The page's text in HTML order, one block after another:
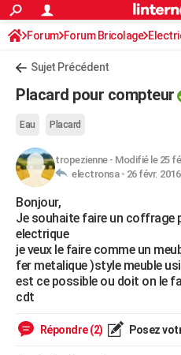
ACTUALITÉS
Politique
Société
Faits Divers
Education
Monde
Villes
+
AUTO
Essais
Réserver un essai
Citadines
Berlines
SUV
Forum auto
+HIGH-TECH
Mobiles
Meilleur smartphone
Internet
Ordinateurs
Jeux vidéo
Guide high-tech
+BRICOLAGE
Forum
Aménagement intérieur
Extérieur
Cuisine
Salle de bains
Jardinage
Rangement
WEEK-END
Guides de France
Escapades
Patrimoine
Expositions
Musées
Week-end nature
+LIFESTYLE
Art de vivre
Bien-être
Loisirs
Mode
Modes de vie
Alimentation
Guide de la santé
Maladies
Médicaments
Sommeil
VOYAGE
Forum Forum Bricolage
Sujet Précédent
Placard pour compteur
Eau Placard
tropezienne- Modifié le 25
electronsa - 26 févr.
Bonjour,
Je souhaite faire un coffrage
electrique
je veux le faire comme un
fer metalique )style meuble
est ce possible ou doit on le
cdt
Répondre (2) Posez